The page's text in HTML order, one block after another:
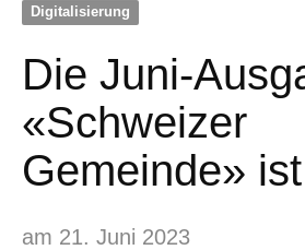
Digitalisierung
Die Juni-
«Schweizer
Gemeinde»
am 21. Juni 2023